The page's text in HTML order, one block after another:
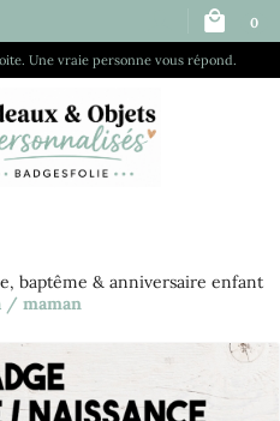
Une vraie personne vous répond.
0
baptême & anniversaire enfant
/ maman